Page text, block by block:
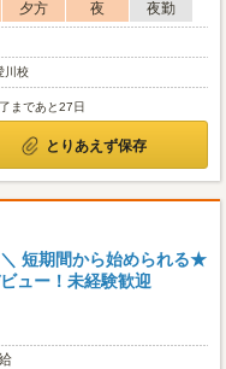
夕方 夜
夜勤
川校
まであと27日
とりあえず保存
＼ 短期間から始められる★
ュー！未経験歓迎